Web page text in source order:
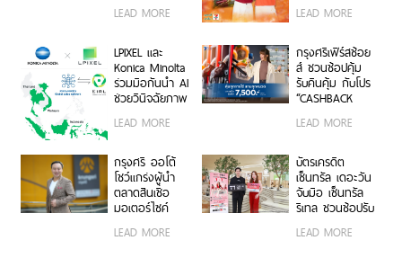
กลุ่มธุรกิจฟิตเนส
2569 โต 25%
LEAD MORE ศรีราชา”
LEAD MORE
LPIXEL และ
Konica Minolta
ร่วมมือกันนำ AI
ช่วยวินิจฉัยภาพ
“EIRL” สู่ตลาด
LEAD MORE
กรุงศรีเฟิร์สช้อย
ส์ ชวนช้อปคุ้ม
รับคืนคุ้ม กับโปร
“CASHBACK
เครดิตเงินคืน
บาท
LEAD MORE
กรุงศรี ออโต้
โชว์แกร่งผู้นำ
ตลาดสินเชื่อ
มอเตอร์ไซค์
ทะลุ 40,000 ล้าน
LEAD MORE
บัตรเครดิต
เซ็นทรัล เดอะวัน
จับมือ เซ็นทรัล
รีเทล ชวนช้อปรับ
= 1 พอยท์ กับ
LEAD MORE